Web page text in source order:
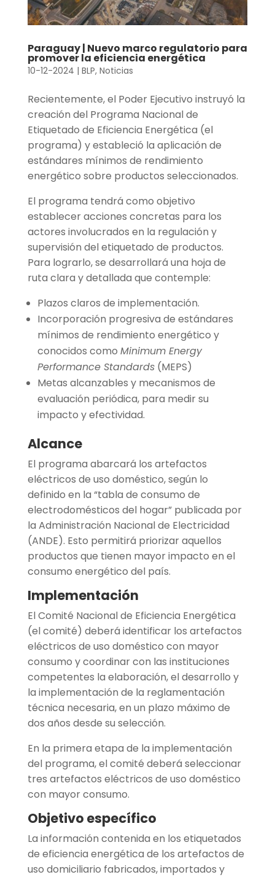
Paraguay | Nuevo marco regulatorio para
promover la eficiencia energética
10-12-2024 | BLP, Noticias
Recientemente, el Poder Ejecutivo instruyó la
creación del Programa Nacional de
Etiquetado de Eficiencia Energética (el
programa) y estableció la aplicación de
estándares mínimos de rendimiento
energético sobre productos seleccionados.
El programa tendrá como objetivo
establecer acciones concretas para los
actores involucrados en la regulación y
supervisión del etiquetado de productos.
Para lograrlo, se desarrollará una hoja de
ruta clara y detallada que contemple:
Plazos claros de implementación.
Incorporación progresiva de estándares
mínimos de rendimiento energético y
conocidos como Minimum Energy
Performance Standards(MEPS)
Metas alcanzables y mecanismos de
evaluación periódica, para medir su
impacto y efectividad.
Alcance
El programa abarcará los artefactos
eléctricos de uso doméstico, según lo
definido en la “tabla de consumo de
electrodomésticos del hogar” publicada por
la Administración Nacional de Electricidad
(ANDE). Esto permitirá priorizar aquellos
productos que tienen mayor impacto en el
consumo energético del país.
Implementación
El Comité Nacional de Eficiencia Energética
(el comité) deberá identificar los artefactos
eléctricos de uso doméstico con mayor
consumo y coordinar con las instituciones
competentes la elaboración, el desarrollo y
la implementación de la reglamentación
técnica necesaria, en un plazo máximo de
dos años desde su selección.
En la primera etapa de la implementación
del programa, el comité deberá seleccionar
tres artefactos eléctricos de uso doméstico
con mayor consumo.
Objetivo específico
La información contenida en los etiquetados
de eficiencia energética de los artefactos de
uso domiciliario fabricados, importados y